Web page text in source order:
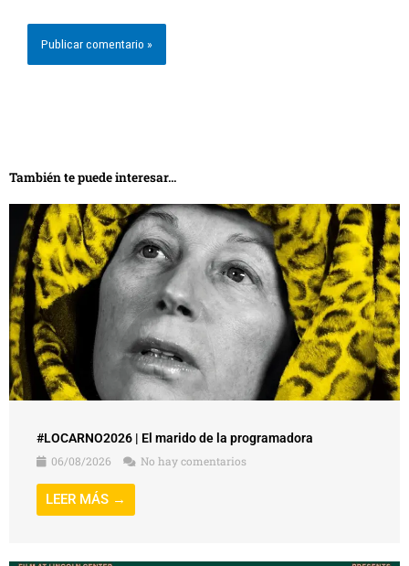
También te puede interesar...
#LOCARNO2026 | El marido de la programadora
06/08/2026
No hay comentarios
LEER MÁS →